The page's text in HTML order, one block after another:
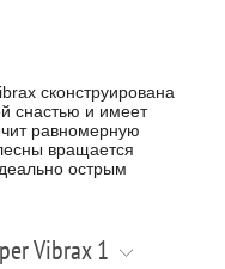
сконструирована
снастью и имеет
равномерную
вращается
острым
Vibrax 1